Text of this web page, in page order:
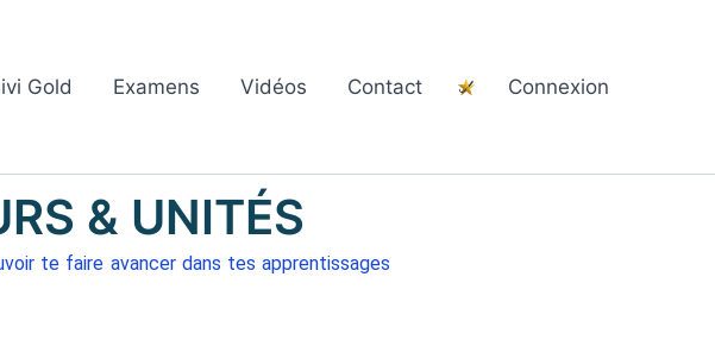
Gold Examens Vidéos Contact Connexion
& UNITÉS
te faire avancer dans tes apprentissages